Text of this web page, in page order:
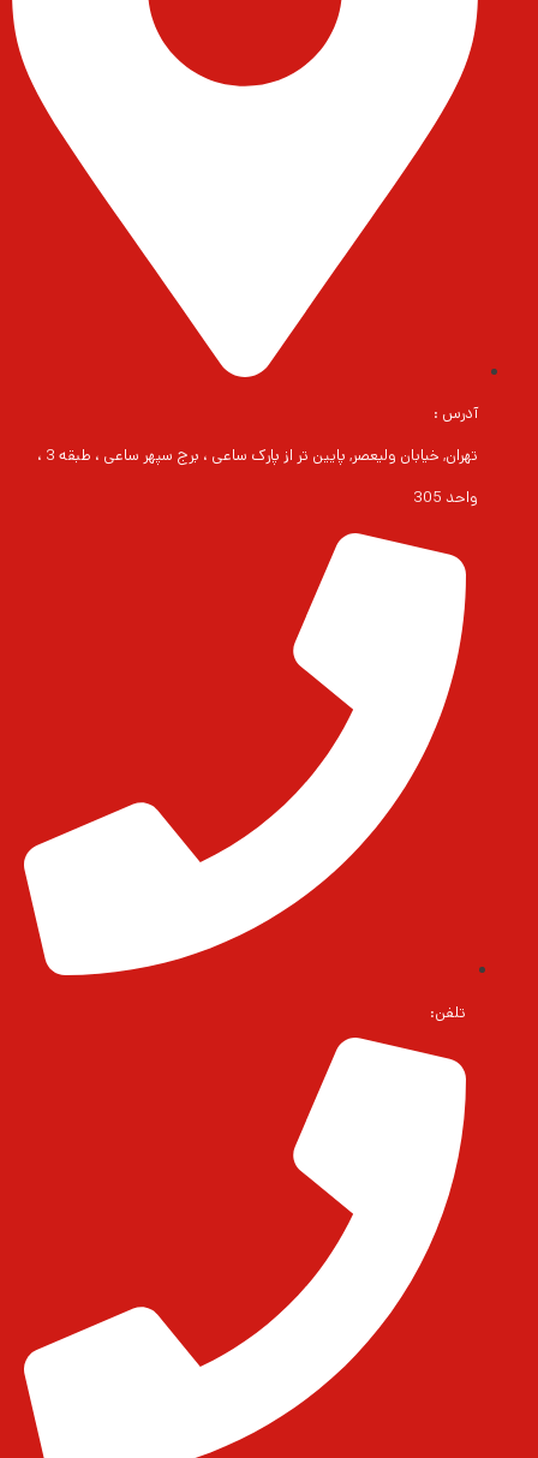
آدرس :
تهران, خیابان ولیعصر, پایین تر از پارک ساعی ، برج سپهر ساعی ، طبقه 3 ،
واحد 305
تلفن: